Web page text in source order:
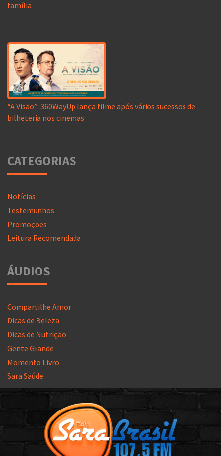
família
“A Visão”: 360WayUp lança filme após vários sucessos de
bilheteria nos cinemas
CATEGORIAS
Notícias
Testemunhos
Promoções
Leitura Recomendada
ÁUDIOS
Compartilhe Amor
Dicas de Beleza
Dicas de Nutrição
Gente Grande
Momento Livro
Sara Saúde